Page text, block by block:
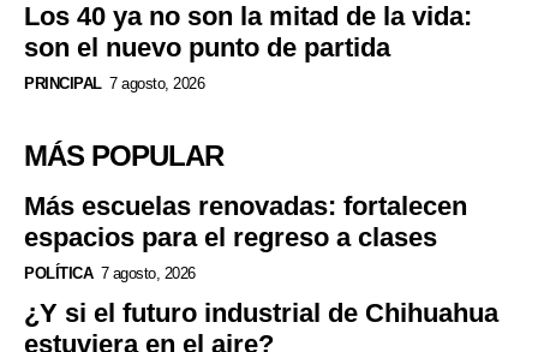
Los 40 ya no son la mitad de la vida:
son el nuevo punto de partida
PRINCIPAL 7 agosto, 2026
MÁS POPULAR
Más escuelas renovadas: fortalecen
espacios para el regreso a clases
POLÍTICA 7 agosto, 2026
¿Y si el futuro industrial de Chihuahua
estuviera en el aire?